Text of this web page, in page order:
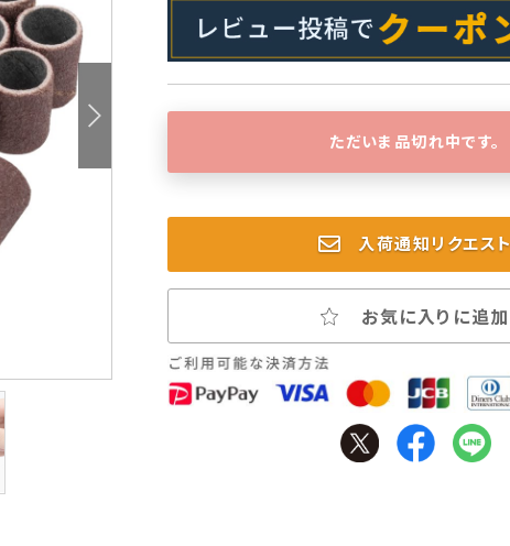
ただいま品切れ中です。
入荷通知リクエスト
お気に入りに追加